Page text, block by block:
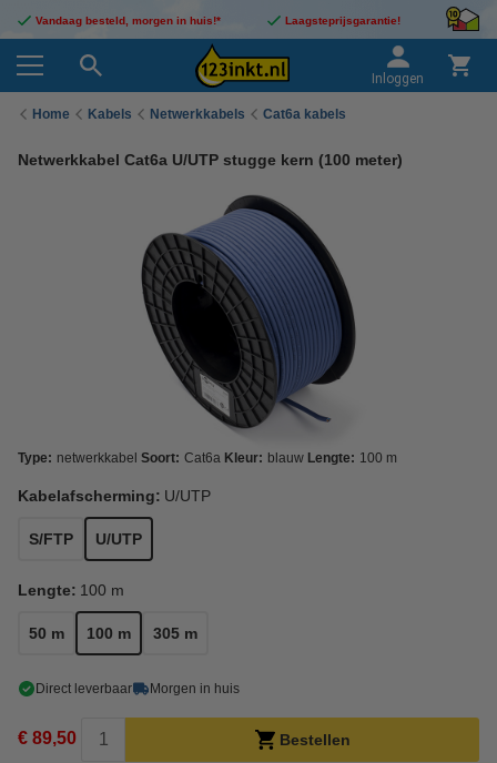
Vandaag besteld, morgen in huis!* Laagsteprijsgarantie!
Inloggen
Home Kabels Netwerkkabels Cat6a kabels
Netwerkkabel Cat6a U/UTP stugge kern (100 meter)
Type: netwerkkabel Soort: Cat6a Kleur: blauw Lengte: 100 m
Kabelafscherming: U/UTP
S/FTP U/UTP
Lengte: 100 m
50 m 100 m 305 m
Direct leverbaar Morgen in huis
€ 89,50 Bestellen